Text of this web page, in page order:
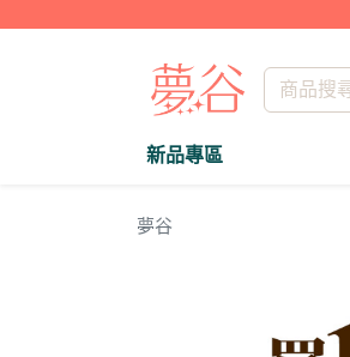
新品專區
夢谷